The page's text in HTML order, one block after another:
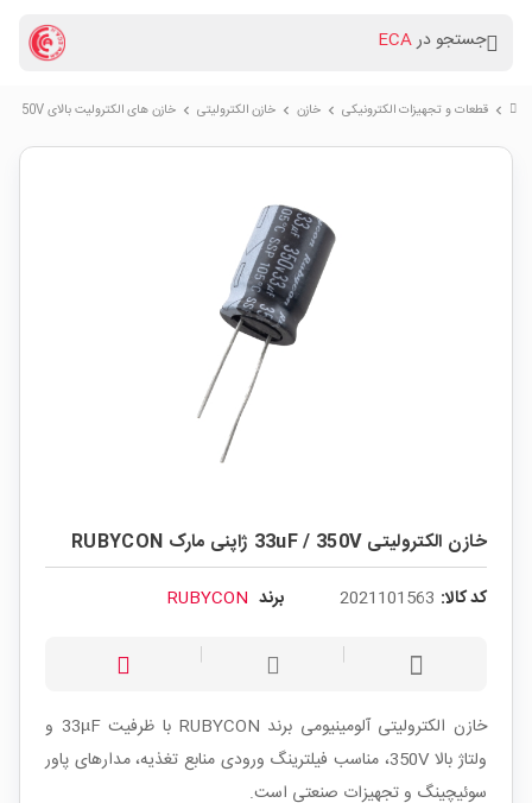
جستجو درECA
chevron_right قطعات و تجهیزات الکترونیکی chevron_right خازن chevron_right خازن الکترولیتی chevron_right خازن های الکترولیت بالای 50V
خازن الکترولیتی 33uF / 350V ژاپنی مارک RUBYCON
کد کالا: 2021101563 برند RUBYCON
خازن الکترولیتی آلومینیومی برند RUBYCON با ظرفیت 33µF و
ولتاژ بالا 350V، مناسب فیلترینگ ورودی منابع تغذیه، مدارهای پاور
سوئیچینگ و تجهیزات صنعتی است.